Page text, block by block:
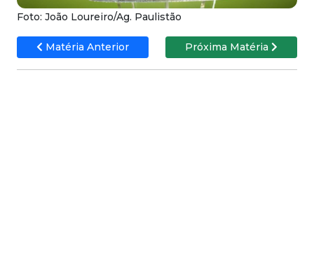
Foto: João Loureiro/Ag. Paulistão
Matéria Anterior Próxima Matéria